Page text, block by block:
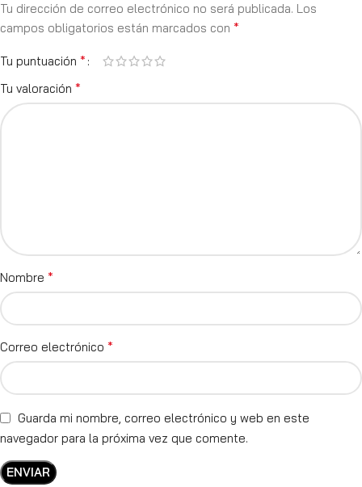
Tu dirección de correo electrónico no será publicada. Los
campos obligatorios están marcados con *
Tu puntuación *
Tu valoración *
Nombre *
Correo electrónico *
Guarda mi nombre, correo electrónico y web en este
navegador para la próxima vez que comente.